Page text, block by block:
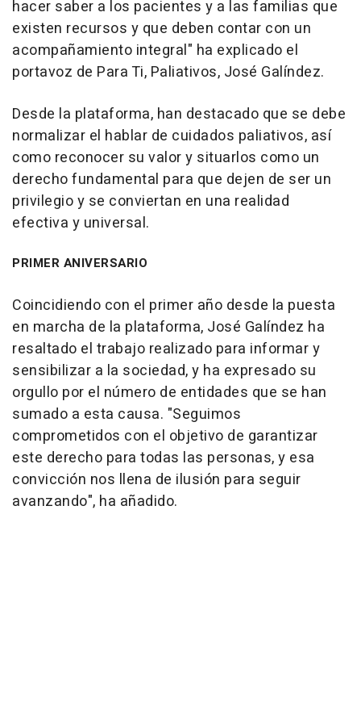
hacer saber a los pacientes y a las familias que
existen recursos y que deben contar con un
acompañamiento integral" ha explicado el
portavoz de Para Ti, Paliativos, José Galíndez.
Desde la plataforma, han destacado que se debe
normalizar el hablar de cuidados paliativos, así
como reconocer su valor y situarlos como un
derecho fundamental para que dejen de ser un
privilegio y se conviertan en una realidad
efectiva y universal.
PRIMER ANIVERSARIO
Coincidiendo con el primer año desde la puesta
en marcha de la plataforma, José Galíndez ha
resaltado el trabajo realizado para informar y
sensibilizar a la sociedad, y ha expresado su
orgullo por el número de entidades que se han
sumado a esta causa. "Seguimos
comprometidos con el objetivo de garantizar
este derecho para todas las personas, y esa
convicción nos llena de ilusión para seguir
avanzando", ha añadido.